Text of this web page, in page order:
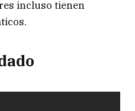
incluso tienen